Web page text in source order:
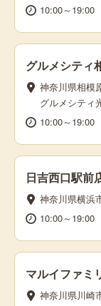
10:00～19:00
グルメシティ
神奈川県相模
グルメシティ
10:00～19:00
日吉西口駅前
神奈川県横浜
10:00～19:00
マルイファミ
神奈川県川崎